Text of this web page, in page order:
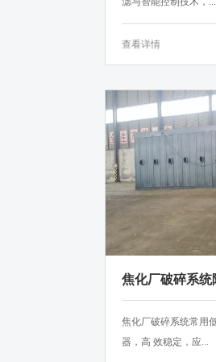
查看详情
焦化厂破碎系
爆脉冲袋式除尘
焦化厂破碎系统常用
器，高 效稳定，应...